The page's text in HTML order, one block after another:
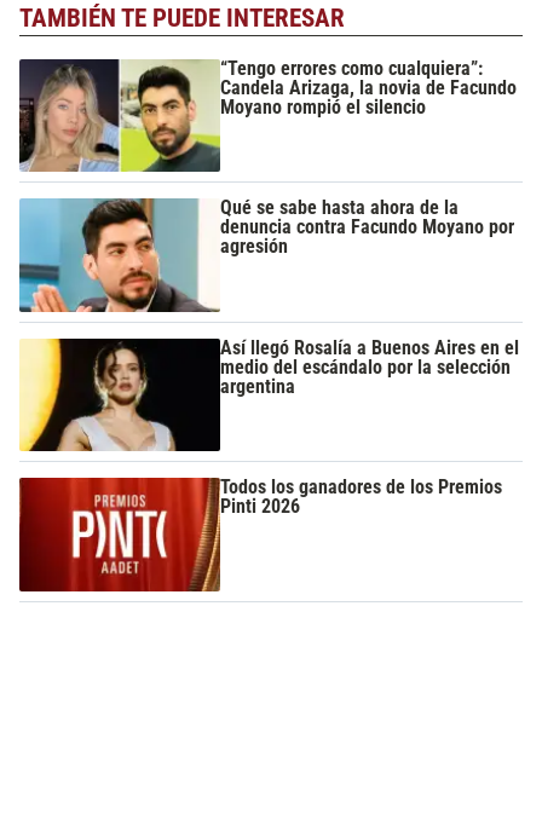
TAMBIÉN TE PUEDE INTERESAR
“Tengo errores como cualquiera”:
Candela Arizaga, la novia de Facundo
Moyano rompió el silencio
Qué se sabe hasta ahora de la
denuncia contra Facundo Moyano por
agresión
Así llegó Rosalía a Buenos Aires en el
medio del escándalo por la selección
argentina
Todos los ganadores de los Premios
Pinti 2026